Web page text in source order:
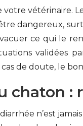
votre
dangereux,
ce qui le
validées
de doute, le
chaton :
n’est